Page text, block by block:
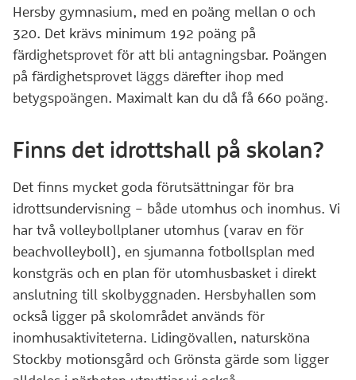
Hersby gymnasium, med en poäng mellan 0 och
320. Det krävs minimum 192 poäng på
färdighetsprovet för att bli antagningsbar. Poängen
på färdighetsprovet läggs därefter ihop med
betygspoängen. Maximalt kan du då få 660 poäng.
Finns det idrottshall på skolan?
Det finns mycket goda förutsättningar för bra
idrottsundervisning – både utomhus och inomhus. Vi
har två volleybollplaner utomhus (varav en för
beachvolleyboll), en sjumanna fotbollsplan med
konstgräs och en plan för utomhusbasket i direkt
anslutning till skolbyggnaden. Hersbyhallen som
också ligger på skolområdet används för
inomhusaktiviteterna. Lidingövallen, natursköna
Stockby motionsgård och Grönsta gärde som ligger